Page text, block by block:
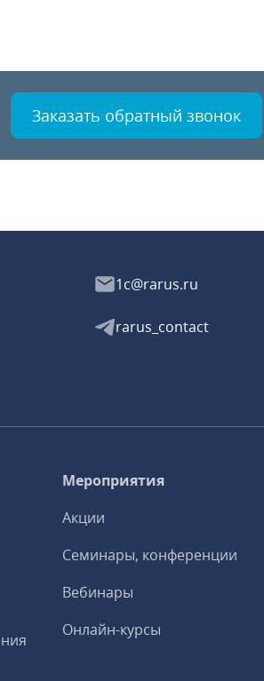
Заказать обратный звонок
1c@rarus.ru
rarus_contact
Мероприятия
Акции
Семинары, конференции
Вебинары
Онлайн-курсы